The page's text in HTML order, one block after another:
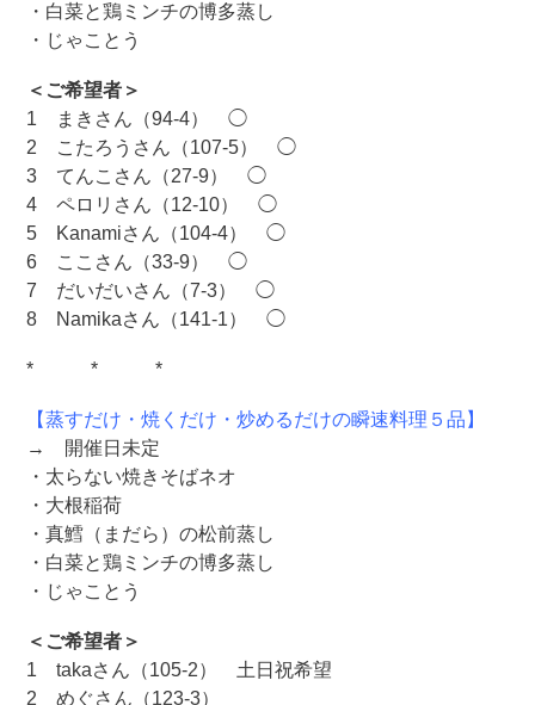
・白菜と鶏ミンチの博多蒸し
・じゃことう
＜ご希望者＞
1 まきさん（94-4） ◯
2 こたろうさん（107-5） ◯
3 てんこさん（27-9） ◯
4 ペロリさん（12-10） ◯
5 Kanamiさん（104-4） ◯
6 ここさん（33-9） ◯
7 だいだいさん（7-3） ◯
8 Namikaさん（141-1） ◯
* * *
【蒸すだけ・焼くだけ・炒めるだけの瞬速料理５品】
→ 開催日未定
・太らない焼きそばネオ
・大根稲荷
・真鱈（まだら）の松前蒸し
・白菜と鶏ミンチの博多蒸し
・じゃことう
＜ご希望者＞
1 takaさん（105-2） 土日祝希望
2 めぐさん（123-3）